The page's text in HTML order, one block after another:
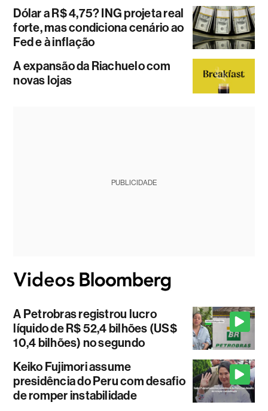
Dólar a R$ 4,75? ING projeta real
forte, mas condiciona cenário ao
Fed e à inflação
A expansão da Riachuelo com
novas lojas
PUBLICIDADE
A Petrobras registrou lucro
líquido de R$ 52,4 bilhões (US$
10,4 bilhões) no segundo
Keiko Fujimori assume
presidência do Peru com desafio
de romper instabilidade